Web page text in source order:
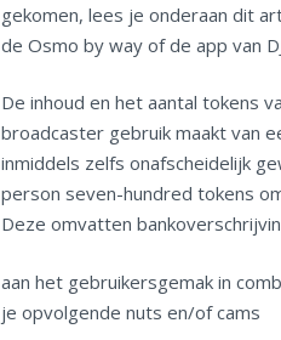
gekomen, lees je onderaan dit
de Osmo by way of de app van
De inhoud en het aantal tokens
broadcaster gebruik maakt van
inmiddels zelfs onafscheidelijk
person seven-hundred tokens
Deze omvatten
aan het gebruikersgemak in
je opvolgende nuts en/of cams